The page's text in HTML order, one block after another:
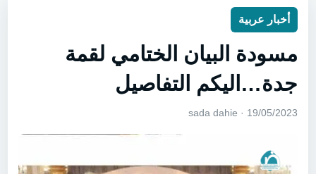
أخبار عربية
مسودة البيان الختامي لقمة
جدة…اليكم التفاصيل
19/05/2023 · sada dahie